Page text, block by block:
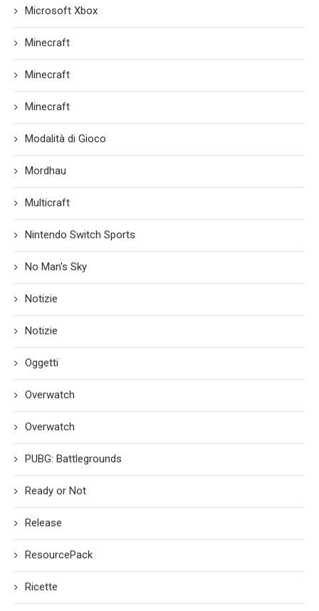
Microsoft Xbox
Minecraft
Minecraft
Minecraft
Modalità di Gioco
Mordhau
Multicraft
Nintendo Switch Sports
No Man's Sky
Notizie
Notizie
Oggetti
Overwatch
Overwatch
PUBG: Battlegrounds
Ready or Not
Release
ResourcePack
Ricette